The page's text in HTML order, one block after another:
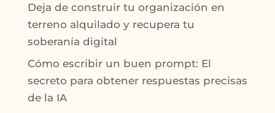
Deja de construir tu organización en
terreno alquilado y recupera tu
soberanía digital
Cómo escribir un buen prompt: El
secreto para obtener respuestas precisas
de la IA